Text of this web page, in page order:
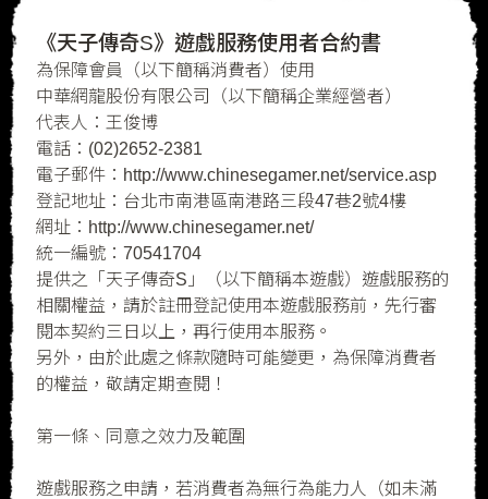
《天子傳奇S》遊戲服務使用者合約書
為保障會員（以下簡稱消費者）使用
中華網龍股份有限公司（以下簡稱企業經營者）
代表人：王俊博
電話：(02)2652-2381
電子郵件：http://www.chinesegamer.net/service.asp
登記地址：台北市南港區南港路三段47巷2號4樓
網址：http://www.chinesegamer.net/
統一編號：70541704
提供之「天子傳奇S」（以下簡稱本遊戲）遊戲服務的
相關權益，請於註冊登記使用本遊戲服務前，先行審
閱本契約三日以上，再行使用本服務。
另外，由於此處之條款隨時可能變更，為保障消費者
的權益，敬請定期查閱！
第一條、同意之效力及範圍
遊戲服務之申請，若消費者為無行為能力人（如未滿